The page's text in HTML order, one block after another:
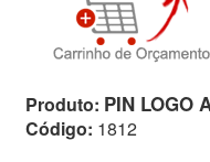
Produto: PIN LOGO
Código: 1812